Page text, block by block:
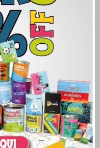
5, donde cada jugador
lo más rápido posible
nadie.
con reglas súper
Además, incluye una
más chicos.
mental y el lenguaje